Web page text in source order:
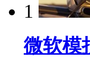
1
微软模